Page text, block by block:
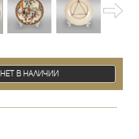
Нет в наличии